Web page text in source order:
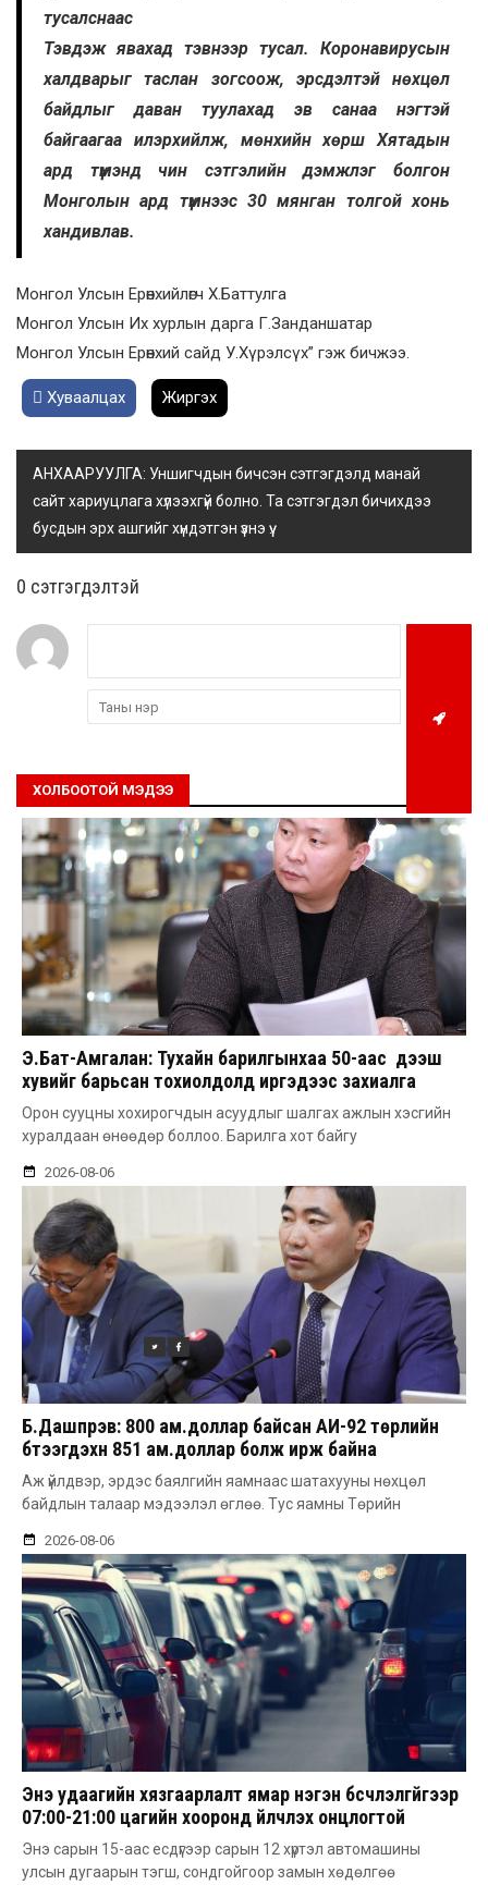
тусалснаас
Тэвдэж явахад тэвнээр тусал. Коронавирусын
халдварыг таслан зогсоож, эрсдэлтэй нөхцөл
байдлыг даван туулахад эв санаа нэгтэй
байгаагаа илэрхийлж, мөнхийн хөрш Хятадын
ард түмэнд чин сэтгэлийн дэмжлэг болгон
Монголын ард түмнээс 30 мянган толгой хонь
хандивлав.
Монгол Улсын Ерөнхийлөгч Х.Баттулга
Монгол Улсын Их хурлын дарга Г.Занданшатар
Монгол Улсын Ерөнхий сайд У.Хүрэлсүх” гэж бичжээ.
Хуваалцах Жиргэх
АНХААРУУЛГА: Уншигчдын бичсэн сэтгэгдэлд манай
сайт хариуцлага хүлээхгүй болно. Та сэтгэгдэл бичихдээ
бусдын эрх ашгийг хүндэтгэн үзнэ үү.
0 cэтгэгдэлтэй
ХОЛБООТОЙ МЭДЭЭ
Э.Бат-Амгалан: Тухайн барилгынхаа 50-аас дээш
хувийг барьсан тохиолдолд иргэдээс захиалга
авдаг болгоно
Орон сууцны хохирогчдын асуудлыг шалгах ажлын хэсгийн
хуралдаан өнөөдөр боллоо. Барилга хот байгу
2026-08-06
Б.Дашпүрэв: 800 ам.доллар байсан АИ-92 төрлийн
бүтээгдэхүүн 851 ам.доллар болж ирж байна
Аж үйлдвэр, эрдэс баялгийн яамнаас шатахууны нөхцөл
байдлын талаар мэдээлэл өглөө. Тус яамны Төрийн
2026-08-06
Энэ удаагийн хязгаарлалт ямар нэгэн бүсчлэлгүйгээр
07:00-21:00 цагийн хооронд үйлчлэх онцлогтой
Энэ сарын 15-аас есдүгээр сарын 12 хүртэл автомашины
улсын дугаарын тэгш, сондгойгоор замын хөдөлгөө